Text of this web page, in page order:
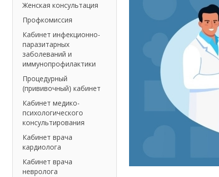
Женская консультация
Профкомиссия
Кабинет инфекционно-
паразитарных
заболеваний и
иммунопрофилактики
Процедурный
(прививочный) кабинет
Кабинет медико-
психологического
консультирования
Кабинет врача
кардиолога
Кабинет врача
невролога